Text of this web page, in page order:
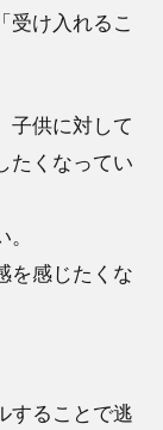
受け入れるこ
子供に対して
たくなってい
を感じたくな
することで逃